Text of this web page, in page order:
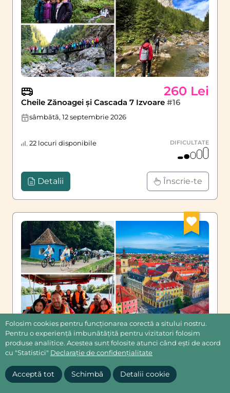
260 Lei
Cheile Zănoagei și Cascada 7 Izvoare #16
sâmbătă, 12 septembrie 2026
22 locuri disponibile DIFICULTATE
Detalii Înscrie-te
270 Lei
O zi la Sibiu, Muzeul ASTRA și plimbare cu barca
sâmbătă, 12 septembrie 2026
Folosim cookies pentru funcționarea corectă a sitului nostru.
Pentru o experiență imbunătățită pentru vizitatori folosim
produse analitice. Acestea sunt folosite atunci când ești de acord
cu "Statistici" Declarație de confidențialitate
Acceptă tot Schimbă Detalii cookie